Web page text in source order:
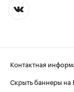
Контактная
Скрыть баннеры на